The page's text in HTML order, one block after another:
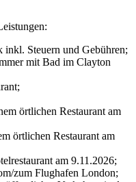
Steuern und Gebühren;
mit Bad im Clayton
örtlichen Restaurant am
örtlichen Restaurant am
am 9.11.2026;
zum Flughafen London;